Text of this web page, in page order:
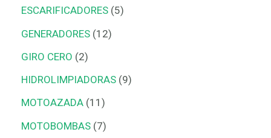
ESCARIFICADORES 5
GENERADORES 12
GIRO CERO 2
HIDROLIMPIADORAS 9
MOTOAZADA 11
MOTOBOMBAS 7